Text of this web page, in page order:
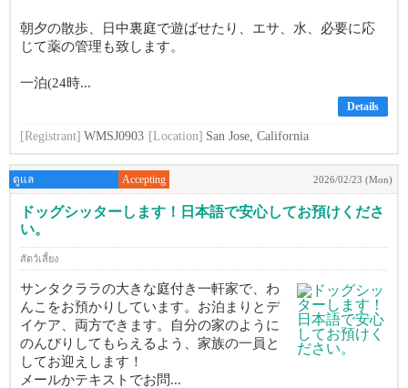
朝夕の散歩、日中裏庭で遊ばせたり、エサ、水、必要に応
じて薬の管理も致します。
一泊(24時...
Details
[Registrant] WMSJ0903 [Location] San Jose, California
ดูแล Accepting 2026/02/23 (Mon)
ドッグシッターします！日本語で安心してお預けくださ
い。
สัตว์เลี้ยง
サンタクララの大きな庭付き一軒家で、わ
んこをお預かりしています。お泊まりとデ
イケア、両方できます。自分の家のように
のんびりしてもらえるよう、家族の一員と
してお迎えします！
メールかテキストでお問...